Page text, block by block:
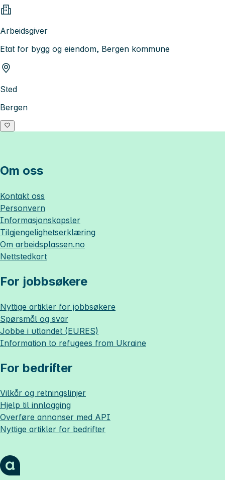
Arbeidsgiver
Etat for bygg og eiendom, Bergen kommune
Sted
Bergen
Om oss
Kontakt oss
Personvern
Informasjonskapsler
Tilgjengelighetserklæring
Om arbeidsplassen.no
Nettstedkart
For jobbsøkere
Nyttige artikler for jobbsøkere
Spørsmål og svar
Jobbe i utlandet (EURES)
Information to refugees from Ukraine
For bedrifter
Vilkår og retningslinjer
Hjelp til innlogging
Overføre annonser med API
Nyttige artikler for bedrifter